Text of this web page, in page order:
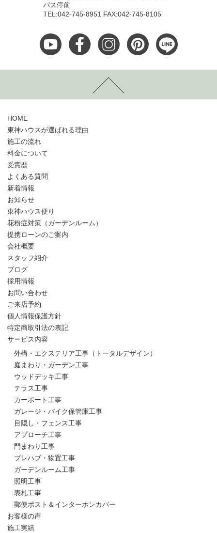
バス停前
TEL:042-745-8951 FAX:042-745-8105
HOME
東神ハウスが選ばれる理由
施工の流れ
料金について
受賞歴
よくある質問
新着情報
お知らせ
東神ハウス便り
花粉症対策（ガーデンルーム）
提携ローンのご案内
会社概要
スタッフ紹介
ブログ
採用情報
お問い合わせ
ご来店予約
個人情報保護方針
特定商取引法の表記
サービス内容
外構・エクステリア工事（トータルデザイン）
庭まわり・ガーデン工事
ウッドデッキ工事
テラス工事
カーポート工事
ガレージ・バイク保管庫工事
目隠し・フェンス工事
アプローチ工事
門まわり工事
プレハブ・物置工事
ガーデンルーム工事
照明工事
表札工事
郵便ポスト＆インターホンカバー
お客様の声
施工実績